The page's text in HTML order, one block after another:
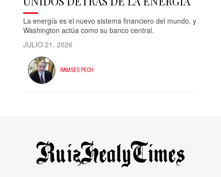
La energía es el nuevo sistema financiero del mundo, y
Washington actúa como su banco central.
JULIO 21, 2026
RAMSES PECH